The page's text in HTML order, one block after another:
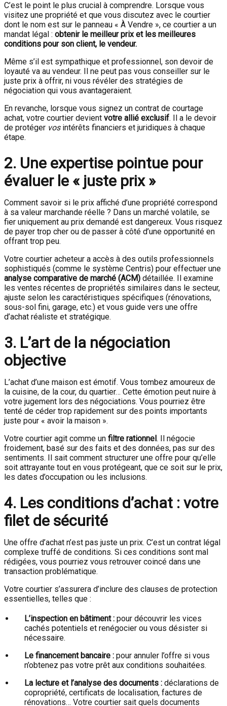
C’est le point le plus crucial à comprendre. Lorsque vous
visitez une propriété et que vous discutez avec le courtier
dont le nom est sur le panneau « À Vendre », ce courtier a un
mandat légal : obtenir le meilleur prix et les meilleures
conditions pour son client, le vendeur.
Même s’il est sympathique et professionnel, son devoir de
loyauté va au vendeur. Il ne peut pas vous conseiller sur le
juste prix à offrir, ni vous révéler des stratégies de
négociation qui vous avantageraient.
En revanche, lorsque vous signez un contrat de courtage
achat, votre courtier devient votre allié exclusif. Il a le devoir
de protéger vosintérêts financiers et juridiques à chaque
étape.
2. Une expertise pointue pour
évaluer le « juste prix »
Comment savoir si le prix affiché d’une propriété correspond
à sa valeur marchande réelle ? Dans un marché volatile, se
fier uniquement au prix demandé est dangereux. Vous risquez
de payer trop cher ou de passer à côté d’une opportunité en
offrant trop peu.
Votre courtier acheteur a accès à des outils professionnels
sophistiqués (comme le système Centris) pour effectuer une
analyse comparative de marché (ACM) détaillée. Il examine
les ventes récentes de propriétés similaires dans le secteur,
ajuste selon les caractéristiques spécifiques (rénovations,
sous-sol fini, garage, etc.) et vous guide vers une offre
d’achat réaliste et stratégique.
3. L’art de la négociation
objective
L’achat d’une maison est émotif. Vous tombez amoureux de
la cuisine, de la cour, du quartier… Cette émotion peut nuire à
votre jugement lors des négociations. Vous pourriez être
tenté de céder trop rapidement sur des points importants
juste pour « avoir la maison ».
Votre courtier agit comme un filtre rationnel. Il négocie
froidement, basé sur des faits et des données, pas sur des
sentiments. Il sait comment structurer une offre pour qu’elle
soit attrayante tout en vous protégeant, que ce soit sur le prix,
les dates d’occupation ou les inclusions.
4. Les conditions d’achat : votre
filet de sécurité
Une offre d’achat n’est pas juste un prix. C’est un contrat légal
complexe truffé de conditions. Si ces conditions sont mal
rédigées, vous pourriez vous retrouver coincé dans une
transaction problématique.
Votre courtier s’assurera d’inclure des clauses de protection
essentielles, telles que :
L’inspection en bâtiment : pour découvrir les vices
cachés potentiels et renégocier ou vous désister si
nécessaire.
Le financement bancaire : pour annuler l’offre si vous
n’obtenez pas votre prêt aux conditions souhaitées.
La lecture et l’analyse des documents : déclarations de
copropriété, certificats de localisation, factures de
rénovations… Votre courtier sait quels documents